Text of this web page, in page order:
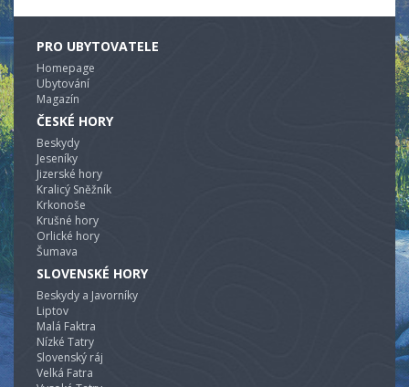
PRO UBYTOVATELE
Homepage
Ubytování
Magazín
ČESKÉ HORY
Beskydy
Jeseníky
Jizerské hory
Kralicý Sněžník
Krkonoše
Krušné hory
Orlické hory
Šumava
SLOVENSKÉ HORY
Beskydy a Javorníky
Liptov
Malá Faktra
Nízké Tatry
Slovenský ráj
Velká Fatra